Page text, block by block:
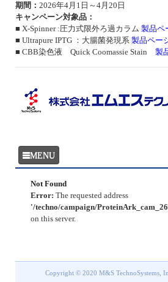
期間： 2026年4月1日～4月20日
キャンペーン対象品：
■ X-Spinner :圧力式限外ろ過カラム 製品ペ
■ Ultrapure IPTG ：大腸菌発現系 製品ペー
■ CBB染色液 Quick Coomassie Stain 製